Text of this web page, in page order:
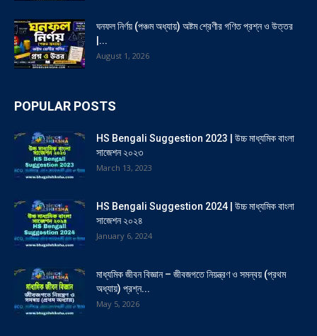
ঘনফল নির্ণয় (পঞ্চম অধ্যায়) অষ্টম শ্রেণীর গণিত প্রশ্ন ও উত্তর
|...
August 1, 2026
POPULAR POSTS
HS Bengali Suggestion 2023 | উচ্চ মাধ্যমিক বাংলা
সাজেশন ২০২৩
March 13, 2023
HS Bengali Suggestion 2024 | উচ্চ মাধ্যমিক বাংলা
সাজেশন ২০২৪
January 6, 2024
মাধ্যমিক জীবন বিজ্ঞান – জীবজগতে নিয়ন্ত্রণ ও সমন্বয় (প্রথম
অধ্যায়) প্রশ্ন...
May 5, 2026